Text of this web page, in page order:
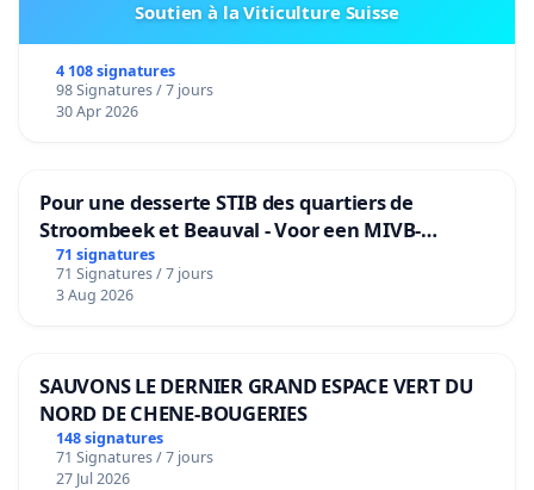
Soutien à la Viticulture Suisse
4 108 signatures
98 Signatures / 7 jours
30 Apr 2026
Pour une desserte STIB des quartiers de
Stroombeek et Beauval - Voor een MIVB-
bediening van de wijken Strombeek en Het
Voor
71 signatures
71 Signatures / 7 jours
3 Aug 2026
SAUVONS LE DERNIER GRAND ESPACE VERT DU
NORD DE CHENE-BOUGERIES
148 signatures
71 Signatures / 7 jours
27 Jul 2026